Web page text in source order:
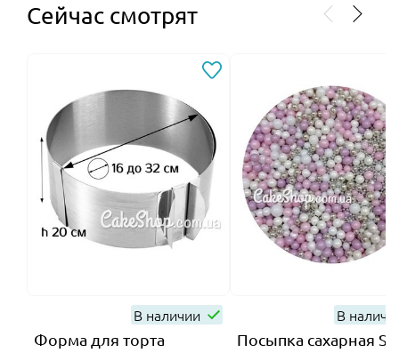
Сейчас смотрят
В наличии
Форма для торта
В
Посыпка сахарная SD